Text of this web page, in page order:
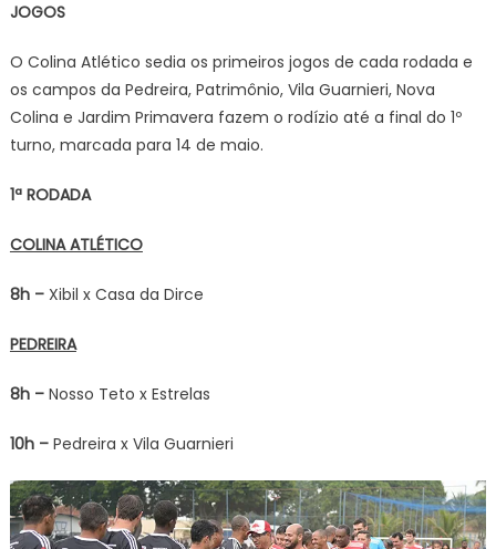
JOGOS
O Colina Atlético sedia os primeiros jogos de cada rodada e
os campos da Pedreira, Patrimônio, Vila Guarnieri, Nova
Colina e Jardim Primavera fazem o rodízio até a final do 1º
turno, marcada para 14 de maio.
1ª RODADA
COLINA ATLÉTICO
8h –Xibil x Casa da Dirce
PEDREIRA
8h –Nosso Teto x Estrelas
10h –Pedreira x Vila Guarnieri